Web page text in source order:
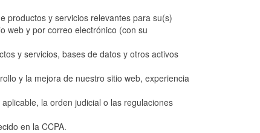
productos y servicios relevantes para su(s)
web y por correo electrónico (con su
y servicios, bases de datos y otros activos
y la mejora de nuestro sitio web, experiencia
la orden judicial o las regulaciones
en la CCPA.